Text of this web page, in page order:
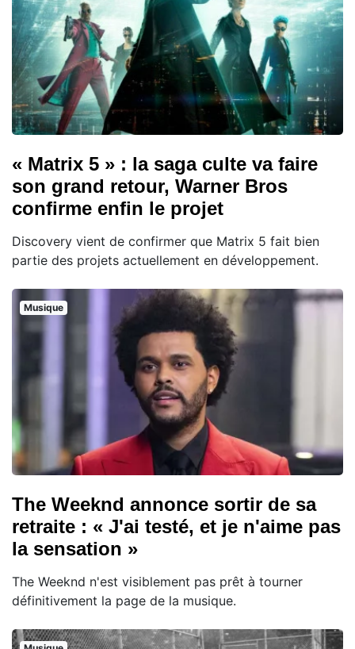
« Matrix 5 » : la saga culte va faire
son grand retour, Warner Bros
confirme enfin le projet
Discovery vient de confirmer que Matrix 5 fait bien
partie des projets actuellement en développement.
Musique
The Weeknd annonce sortir de sa
retraite : « J'ai testé, et je n'aime pas
la sensation »
The Weeknd n'est visiblement pas prêt à tourner
définitivement la page de la musique.